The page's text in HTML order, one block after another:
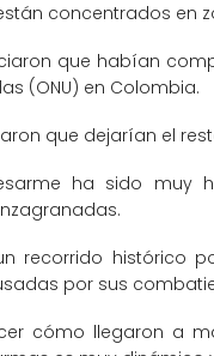
concentrados
que habían
(ONU) en Colombia.
que dejarían el
ha sido muy
recorrido histórico
por sus
cómo llegaron a